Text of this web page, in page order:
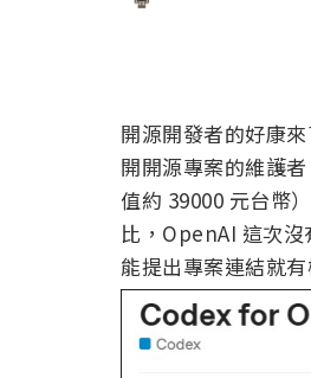
開源開發者的好康
開開源專案的維護
值約 39000 元台幣
比，OpenAI 這次
能提出專案連結就